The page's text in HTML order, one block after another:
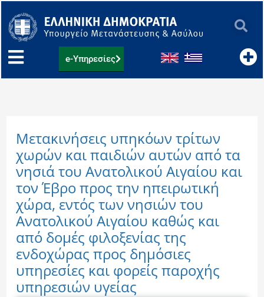
στο
περιεχόμενο
e-Υπηρεσίες
Μετακινήσεις υπηκόων τρίτων
χωρών και παιδιών αυτών από τα
νησιά του Ανατολικού Αιγαίου και
τον Έβρο προς την ηπειρωτική
χώρα, εντός των νησιών του
Ανατολικού Αιγαίου καθώς και
από δομές φιλοξενίας της
ενδοχώρας προς δημόσιες
υπηρεσίες και φορείς παροχής
υπηρεσιών υγείας